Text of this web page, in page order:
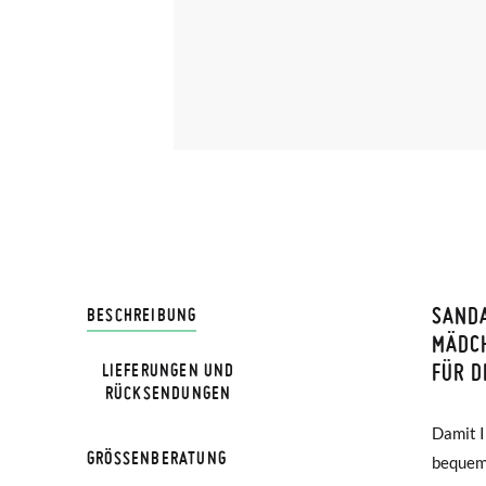
BESCHREIBUNG
FÜR
Damit
zur
LIEFERUNGEN UND
RÜCKSENDUNGEN
Bei
GRÖSSENBERATUNG